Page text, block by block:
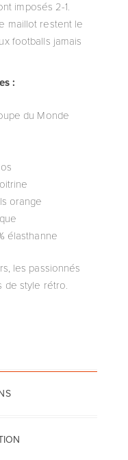
imposés 2-1.
maillot restent le
footballs jamais
:
du Monde
orange
élasthanne
les passionnés
de style rétro.